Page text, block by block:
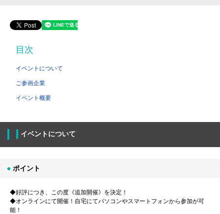
目次
イベントについて
ご参画企業
イベント概要
イベントについて
ポイント
◆好評につき、この度《追加開催》を決定！
◆オンラインにて開催！自宅にてパソコンやスマートフォンから参加が可
能！